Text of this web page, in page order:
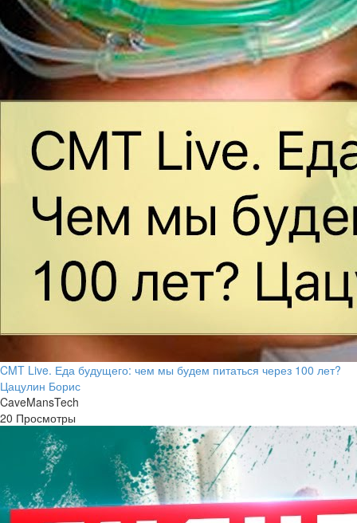
CMT Live. Еда будущего: чем мы будем питаться через 100 лет?
Цацулин Борис
CaveMansTech
20 Просмотры